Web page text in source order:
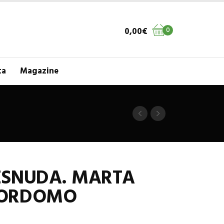
0
0,00€
Magazine
MARTA